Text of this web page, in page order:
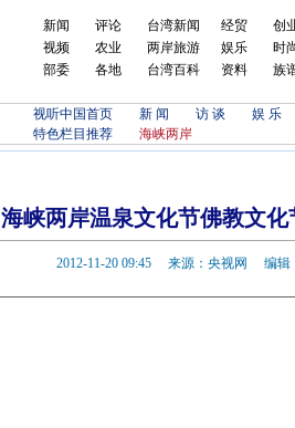
新闻
视频
部委
评论
农业
各地
台湾新闻
两岸旅游
台湾百科
经贸
娱乐
资料
创
时
族
视听中国首页 新 闻 访 谈
娱 乐
特色栏目推荐
海峡两岸
海峡两岸温泉文化节佛教文化
2012-11-20 09:45 来源：央视网 编辑